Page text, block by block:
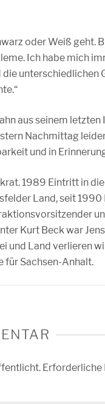
oder Weiß geht.
Ich habe mich
unterschiedlichen
aus seinem
Nachmittag
und in
1989 Eintritt in
Land, seit
Kurt Beck war
und Land verlieren
für Sachsen-Anhalt.
Erforderliche